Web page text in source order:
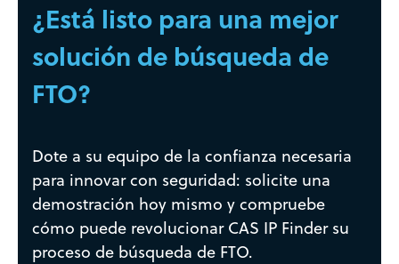
¿Está listo para una mejor
solución de búsqueda de
FTO?
Dote a su equipo de la confianza necesaria
para innovar con seguridad: solicite una
demostración hoy mismo y compruebe
cómo puede revolucionar CAS IP Finder su
proceso de búsqueda de FTO.